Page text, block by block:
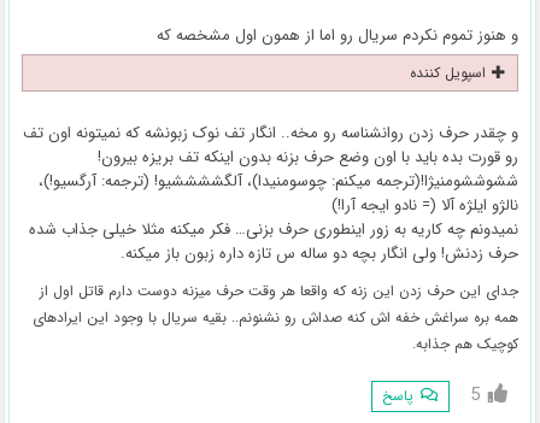
و هنوز تموم نکردم سریال رو اما از همون اول مشخصه که
اسپویل کننده
و چقدر حرف زدن روانشناسه رو مخه.. انگار تف نوک زبونشه که نمیتونه اون تف
رو قورت بده باید با اون وضع حرف بزنه بدون اینکه تف بریزه بیرون!
ششوششومنیژا!(ترجمه میکنم: چوسومنیدا)، آلگششششیو! (ترجمه: آرگسیو!)،
نالژو ایلژه آلا (= نادو ایجه آرا!)
نمیدونم چه کاریه به زور اینطوری حرف بزنی… فکر میکنه مثلا خیلی جذاب شده
حرف زدنش! ولی انگار بچه دو ساله س تازه داره زبون باز میکنه.
جدای این حرف زدن این زنه که واقعا هر وقت حرف میزنه دوست دارم قاتل اول از
همه بره سراغش خفه اش کنه صداش رو نشنونم.. بقیه سریال با وجود این ایرادهای
کوچیک هم جذابه.
5 پاسخ